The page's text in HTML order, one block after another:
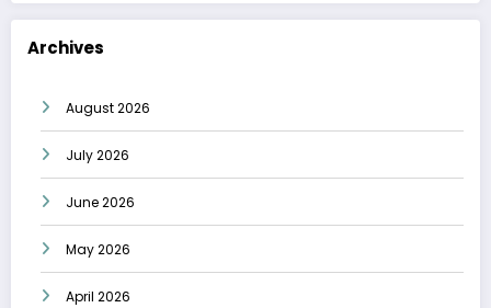
Archives
August 2026
July 2026
June 2026
May 2026
April 2026